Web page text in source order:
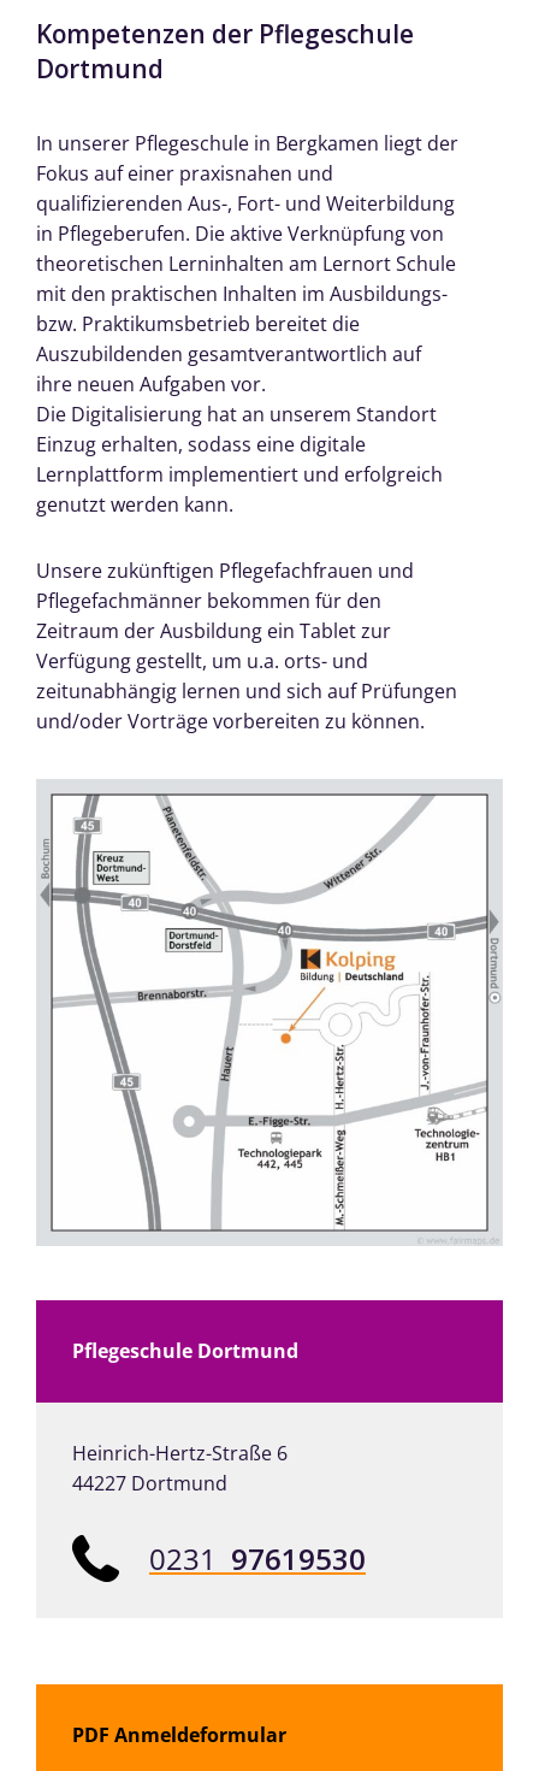
Kompetenzen der Pflegeschule
Dortmund
In unserer Pflegeschule in Bergkamen liegt der
Fokus auf einer praxisnahen und
qualifizierenden Aus-, Fort- und Weiterbildung
in Pflegeberufen. Die aktive Verknüpfung von
theoretischen Lerninhalten am Lernort Schule
mit den praktischen Inhalten im Ausbildungs-
bzw. Praktikumsbetrieb bereitet die
Auszubildenden gesamtverantwortlich auf
ihre neuen Aufgaben vor.
Die Digitalisierung hat an unserem Standort
Einzug erhalten, sodass eine digitale
Lernplattform implementiert und erfolgreich
genutzt werden kann.
Unsere zukünftigen Pflegefachfrauen und
Pflegefachmänner bekommen für den
Zeitraum der Ausbildung ein Tablet zur
Verfügung gestellt, um u.a. orts- und
zeitunabhängig lernen und sich auf Prüfungen
und/oder Vorträge vorbereiten zu können.
Pflegeschule Dortmund
Heinrich-Hertz-Straße 6
44227 Dortmund
0231 97619530
PDF Anmeldeformular